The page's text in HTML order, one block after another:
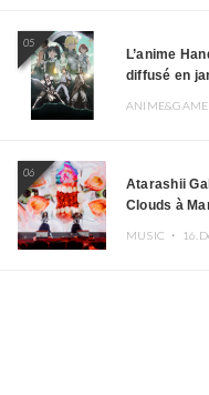
05
L’anime
diffusé en
ANIME&GAME
06
Atarashii
Clouds à
MUSIC ・